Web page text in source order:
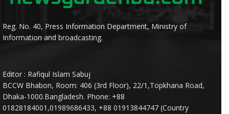
Reg. No. 40, Press Information Department, Ministry of
Information and broadcasting.
Editor : Rafiqul Islam Sabuj
BCCW Bhabon, Room: 406 (3rd Floor), 22/1,Topkhana Road,
Dhaka-1000.Bangladesh. Phone: +88
01828184001,01989686433, +88 01913844747 (Country